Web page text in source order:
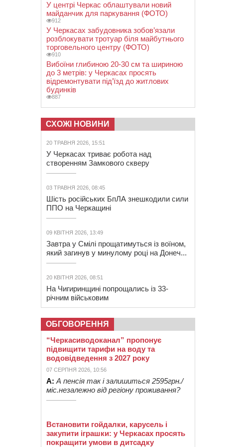
У центрі Черкас облаштували новий
майданчик для паркування (ФОТО)
912
У Черкасах забудовника зобов’язали
розблокувати тротуар біля майбутнього
торговельного центру (ФОТО)
910
Вибоїни глибиною 20-30 см та шириною
до 3 метрів: у Черкасах просять
відремонтувати під’їзд до житлових
будинків
887
СХОЖІ НОВИНИ
20 ТРАВНЯ 2026, 15:51
У Черкасах триває робота над
створенням Замкового скверу
03 ТРАВНЯ 2026, 08:45
Шість російських БпЛА знешкодили сили
ППО на Черкащині
09 КВІТНЯ 2026, 13:49
Завтра у Смілі прощатимуться із воїном,
який загинув у минулому році на Донеч...
20 КВІТНЯ 2026, 08:51
На Чигиринщині попрощались із 33-
річним військовим
ОБГОВОРЕННЯ
“Черкасиводоканал” пропонує
підвищити тарифи на воду та
водовідведення з 2027 року
07 СЕРПНЯ 2026, 10:56
А: А пенсія так і залишиться 2595грн./
міс.незалежно від регіону проживання?
Встановити гойдалки, карусель і
закупити іграшки: у Черкасах просять
покращити умови в дитсадку